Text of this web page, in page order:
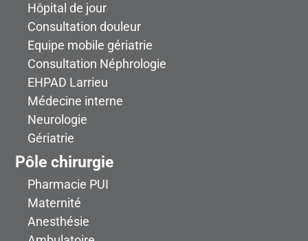
Hôpital de jour
Consultation douleur
Equipe mobile gériatrie
Consultation Néphrologie
EHPAD Larrieu
Médecine interne
Neurologie
Gériatrie
Pôle chirurgie
Pharmacie PUI
Maternité
Anesthésie